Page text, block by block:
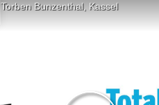
Torben Bunzenthal, Kassel